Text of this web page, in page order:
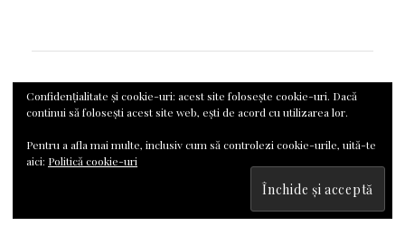
Elaraby LyraThemes
Copyright 2020-2025 © RomanianCook
Confidențialitate și cookie-uri: acest site folosește cookie-uri. Dacă
continui să folosești acest site web, ești de acord cu utilizarea lor.
Pentru a afla mai multe, inclusiv cum să controlezi cookie-urile, uită-te
aici: Politică cookie-uri